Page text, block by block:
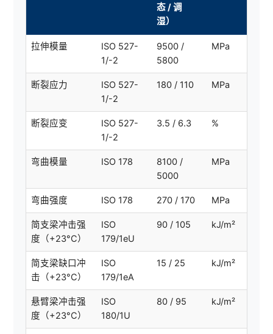
态 / 调
湿）
拉伸模量
ISO 527-
1/-2
9500 /
5800
MPa
断裂应力
ISO 527-
1/-2
180 / 110 MPa
断裂应变
ISO 527-
1/-2
3.5 / 6.3 %
弯曲模量 ISO 178
8100 /
5000
MPa
弯曲强度 ISO 178 270 / 170 MPa
简支梁冲击强
度（+23°C）
ISO
179/1eU
90 / 105 kJ/m²
简支梁缺口冲
击（+23°C）
ISO
179/1eA
15 / 25 kJ/m²
悬臂梁冲击强
度（+23°C）
ISO
180/1U
80 / 95 kJ/m²